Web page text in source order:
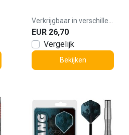
EUR 26,70
Vergelijk
Bekijken